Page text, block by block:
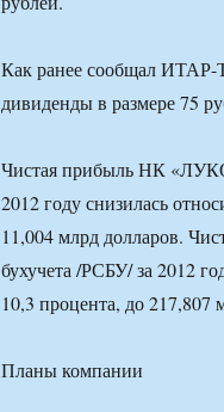
Как ранее сообщал
дивиденды в размере 75
Чистая прибыль НК
2012 году снизилась
11,004 млрд долларов.
бухучета /РСБУ/ за 2012
10,3 процента, до 217,807
Планы компании